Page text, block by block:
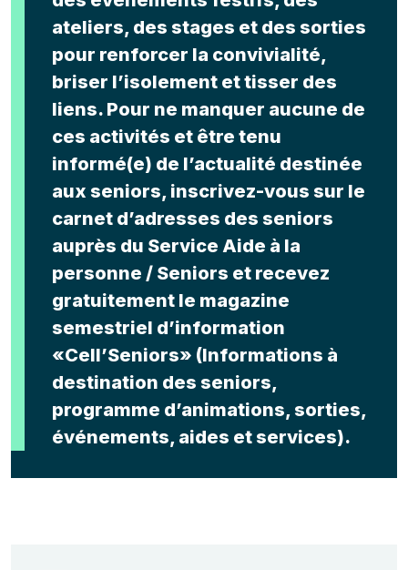
ateliers, des stages et des sorties
pour renforcer la convivialité,
briser l’isolement et tisser des
liens. Pour ne manquer aucune de
ces activités et être tenu
informé(e) de l’actualité destinée
aux seniors, inscrivez-vous sur le
carnet d’adresses des seniors
auprès du Service Aide à la
personne / Seniors et recevez
gratuitement le magazine
semestriel d’information
«Cell’Seniors» (Informations à
destination des seniors,
programme d’animations, sorties,
événements, aides et services).